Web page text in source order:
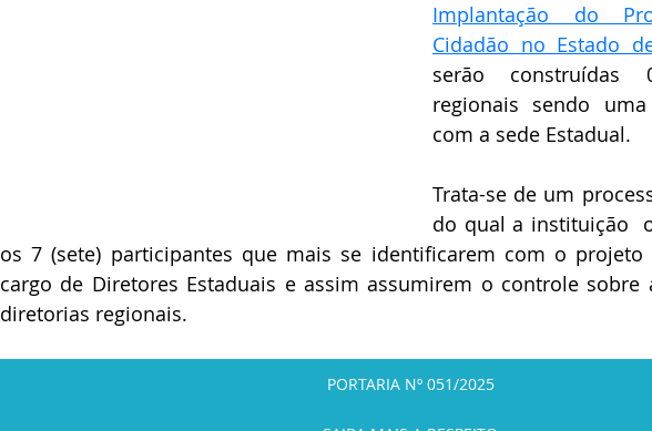
Implantação do
Cidadão no Estado
serão construídas
regionais sendo
com a sede Estadual.
Trata-se de um
do qual a instituição
os 7 (sete) participantes que mais se identificarem com o
cargo de Diretores Estaduais e assim assumirem o controle sobre
diretorias regionais.
PORTARIA Nº 051/2025